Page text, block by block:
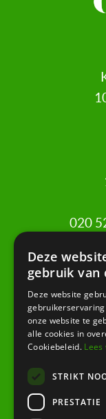
020
KvK:
Deze
gebruik van
Deze website
onze website te
alle cookies in
Cookiebeleid.
STRIKT
PRESTATIE